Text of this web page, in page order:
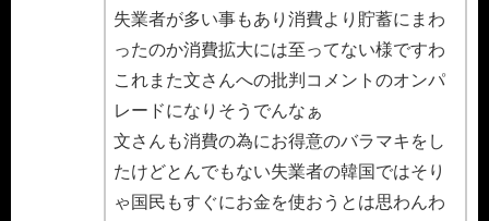
失業者が多い事もあり消費より貯蓄にまわ
ったのか消費拡大には至ってない様ですわ
これまた文さんへの批判コメントのオンパ
レードになりそうでんなぁ
文さんも消費の為にお得意のバラマキをし
たけどとんでもない失業者の韓国ではそり
ゃ国民もすぐにお金を使おうとは思わんわ